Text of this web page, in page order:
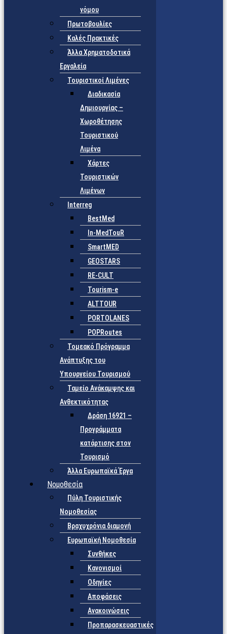
νόμου
Πρωτοβουλίες
Καλές Πρακτικές
Άλλα Χρηματοδοτικά
Εργαλεία
Τουριστικοί Λιμένες
Διαδικασία
Δημιουργίας –
Χωροθέτησης
Τουριστικού
Λιμένα
Χάρτες
Τουριστικών
Λιμένων
Interreg
BestMed
In-MedTouR
SmartMED
GEOSTARS
RE-CULT
Tourism-e
ALTTOUR
PORTOLANES
POPRoutes
Τομεακό Πρόγραμμα
Ανάπτυξης του
Υπουργείου Τουρισμού
Ταμείο Ανάκαμψης και
Ανθεκτικότητας
Δράση 16921 –
Προγράμματα
κατάρτισης στον
Τουρισμό
Άλλα Ευρωπαϊκά Έργα
Νομοθεσία
Πύλη Τουριστικής
Νομοθεσίας
Βραχυχρόνια διαμονή
Ευρωπαϊκή Νομοθεσία
Συνθήκες
Κανονισμοί
Οδηγίες
Αποφάσεις
Ανακοινώσεις
Προπαρασκευαστικές